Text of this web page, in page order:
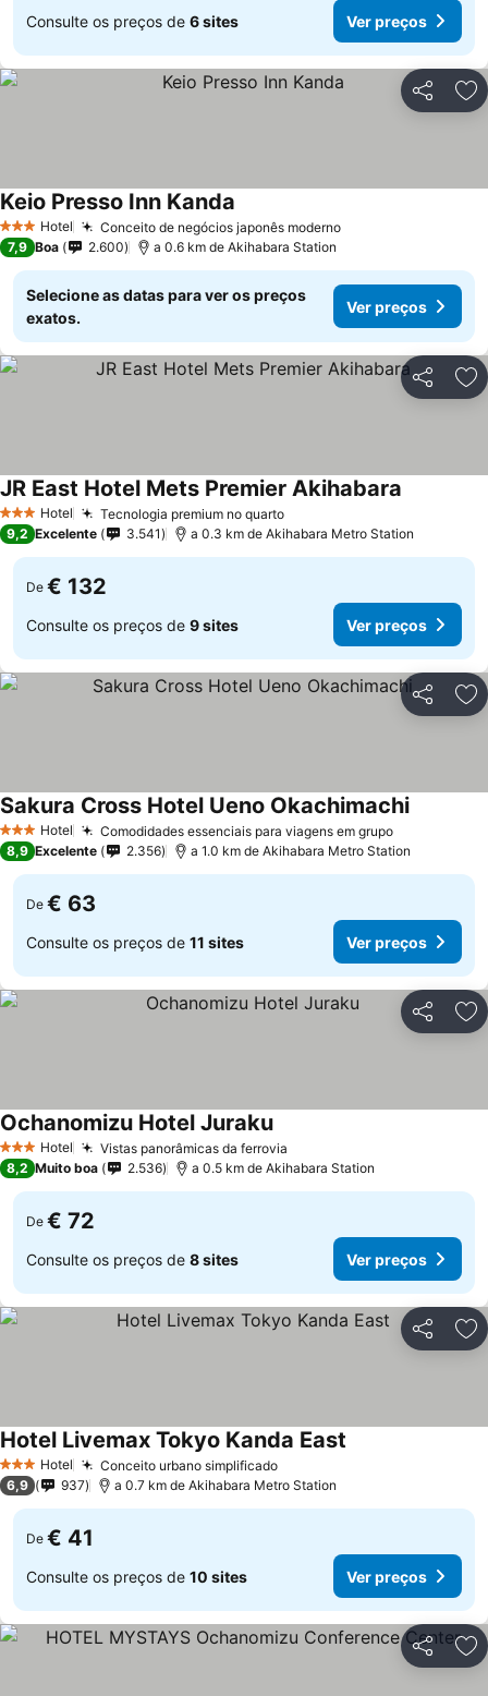
Consulte os preços de 6 sites Ver preços
Partilhar
3 EstrelasHotel Conceito de negócios japonês moderno
Keio Presso Inn Kanda
7,9 Boa 2.600 a 0.6 km de Akihabara Station
Selecione as datas para ver os preços
exatos.
Ver preços
Partilhar
3 EstrelasHotel Tecnologia premium no quarto
JR East Hotel Mets Premier Akihabara
9,2 Excelente 3.541 a 0.3 km de Akihabara Metro Station
De € 132
Consulte os preços de 9 sites Ver preços
Partilhar
3 EstrelasHotel Comodidades essenciais para viagens em grupo
Sakura Cross Hotel Ueno Okachimachi
8,9 Excelente 2.356 a 1.0 km de Akihabara Metro Station
De € 63
Consulte os preços de 11 sites Ver preços
Partilhar
3 EstrelasHotel Vistas panorâmicas da ferrovia
Ochanomizu Hotel Juraku
8,2 Muito boa 2.536 a 0.5 km de Akihabara Station
De € 72
Consulte os preços de 8 sites Ver preços
Partilhar
3 EstrelasHotel Conceito urbano simplificado
Hotel Livemax Tokyo Kanda East
6,9 937 a 0.7 km de Akihabara Metro Station
De € 41
Consulte os preços de 10 sites Ver preços
Partilhar